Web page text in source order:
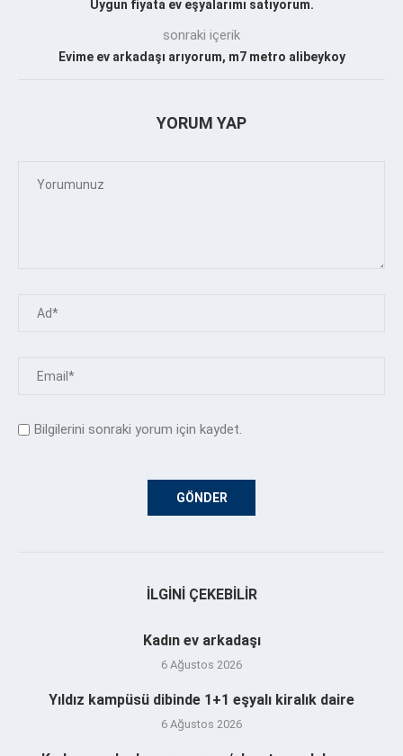
Uygun fiyata ev eşyalarımı satıyorum.
sonraki içerik
Evime ev arkadaşı arıyorum, m7 metro alibeykoy
YORUM YAP
Bilgilerini sonraki yorum için kaydet.
İLGINI ÇEKEBILIR
Kadın ev arkadaşı
6 Ağustos 2026
Yıldız kampüsü dibinde 1+1 eşyalı kiralık daire
6 Ağustos 2026